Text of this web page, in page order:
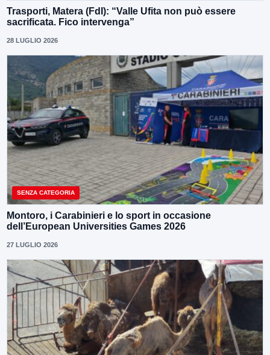
Trasporti, Matera (FdI): “Valle Ufita non può essere
sacrificata. Fico intervenga”
28 LUGLIO 2026
SENZA CATEGORIA
Montoro, i Carabinieri e lo sport in occasione
dell’European Universities Games 2026
27 LUGLIO 2026